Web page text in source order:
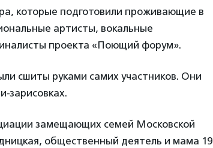
которые подготовили проживающие в
артисты, вокальные
проекта «Поющий форум».
сшиты руками самих участников. Они
зарисовках.
замещающих семей Московской
общественный деятель и мама 19